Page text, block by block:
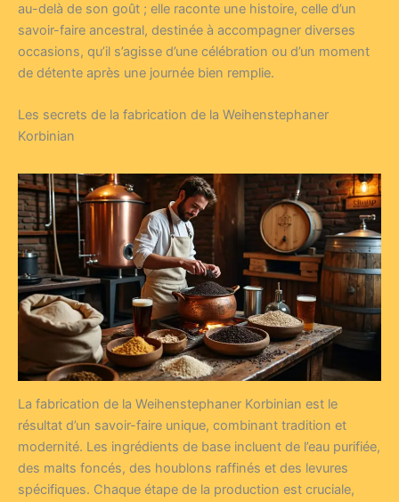
au-delà de son goût ; elle raconte une histoire, celle d’un
savoir-faire ancestral, destinée à accompagner diverses
occasions, qu’il s’agisse d’une célébration ou d’un moment
de détente après une journée bien remplie.
Les secrets de la fabrication de la Weihenstephaner
Korbinian
La fabrication de la Weihenstephaner Korbinian est le
résultat d’un savoir-faire unique, combinant tradition et
modernité. Les ingrédients de base incluent de l’eau purifiée,
des malts foncés, des houblons raffinés et des levures
spécifiques. Chaque étape de la production est cruciale,